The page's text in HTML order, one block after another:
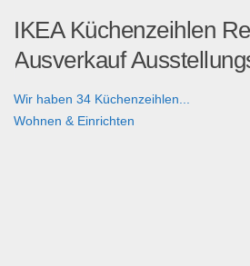
IKEA Küchenzeihlen
Ausverkauf
Wir haben 34 Küchenzeihlen...
Wohnen & Einrichten